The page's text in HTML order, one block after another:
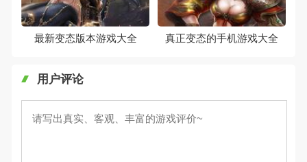
最新变态版本游戏大全 真正变态的手机游戏大全
用户评论